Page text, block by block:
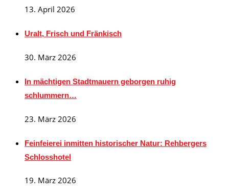
13. April 2026
Uralt, Frisch und Fränkisch
30. März 2026
In mächtigen Stadtmauern geborgen ruhig
schlummern…
23. März 2026
Feinfeierei inmitten historischer Natur: Rehbergers
Schlosshotel
19. März 2026